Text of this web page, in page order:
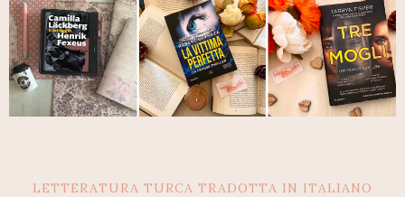
LETTERATURA TURCA TRADOTTA IN ITALIANO